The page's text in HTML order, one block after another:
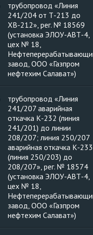
трубопровод «Линия
241/204 от Т-213 до
ХВ-212», рег. № 18569
(установка ЭЛОУ-АВТ-4,
цех № 18,
завод, ООО «Газпром
нефтехим Салават»)
трубопровод «Линия
241/207 аварийная
откачка К-232 (линия
241/201) до линии
208/207; линия 250/207
аварийная откачка К-233
(линия 250/203) до
208/207», рег. № 18574
(установка ЭЛОУ-АВТ-4,
цех № 18,
завод, ООО «Газпром
нефтехим Салават»)